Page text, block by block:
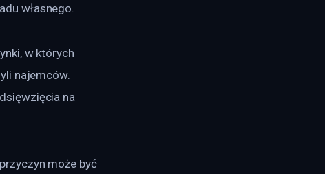
własnego.
w których
najemców.
na
może być